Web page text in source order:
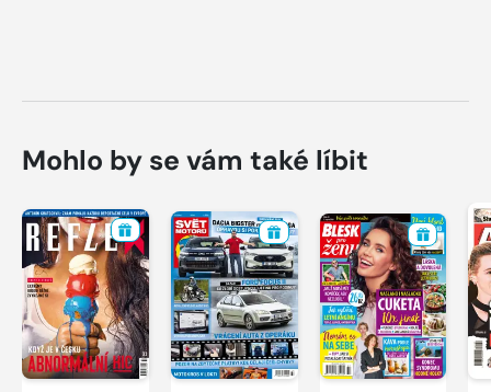
Mohlo by se vám také líbit